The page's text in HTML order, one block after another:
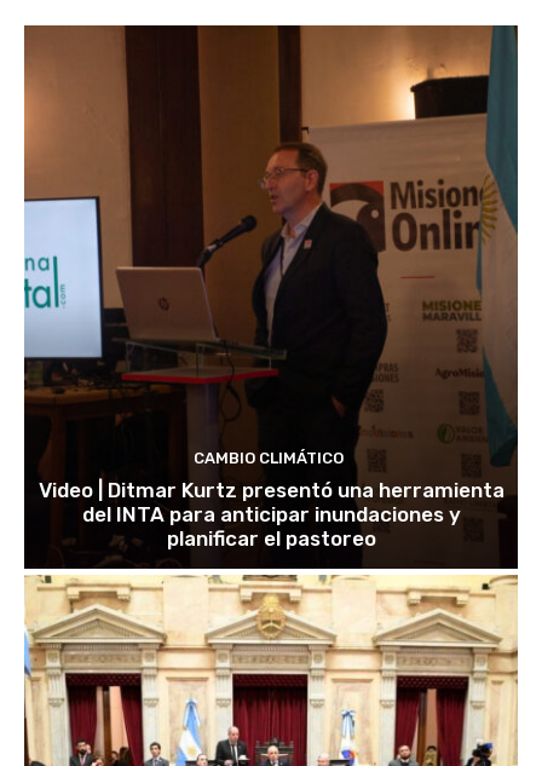
CAMBIO CLIMÁTICO
Video | Ditmar Kurtz presentó una herramienta
del INTA para anticipar inundaciones y
planificar el pastoreo